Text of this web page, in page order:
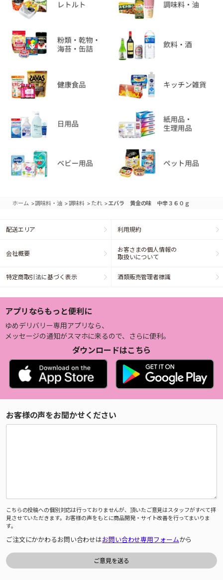
ホーム >調味料・油 >調味料 > たれ >エバラ 黄金の味 中辛３６０ｇ
配送エリア 利用規約
会社概要
お客さまの個人情報の
取扱いについて
特定商取引法に基づく表示 酒類販売管理者標識
アプリならもっと便利に
ゆめデリバリー専用アプリなら、
メッセージの通知がスマホに来るので、さらに便利。
ダウンロードはこちら
お客様の声をお聞かせください
こちらの投稿への個別対応は行っておりませんが、頂いたご意見はスタッフがすべて拝
見させていただきます。お客様の声をもとに商品開発・サイト改善を行ってまいりま
す。
ご注文にかかわるお問い合わせはお問い合わせ専用フォームから